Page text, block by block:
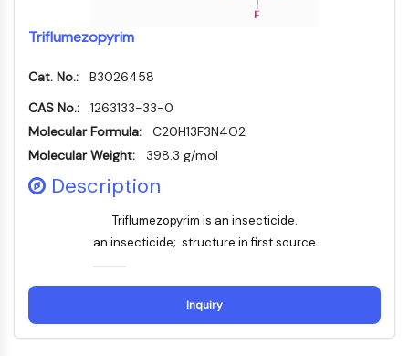
AUTOPHAGIE
Autophagie
Autophagie
KINASE DE TYROSINE DE PROTÉINE/RTK
Kinase de tyrosine de protéine/RTK
Synonymes : NRTK
Récepteur tyrosine kinase RTK
TRANSPORTEUR MEMBRANAIRE/CANAL
Triflumezopyrim
Cat. No.:
B3026458
CAS No.:
1263133-33-0
Molecular Formula:
C20H13F3N4O2
Molecular Weight:
398.3 g/mol
Description
Triflumezopyrim is an insecticide.
an insecticide; structure in first source
Inquiry